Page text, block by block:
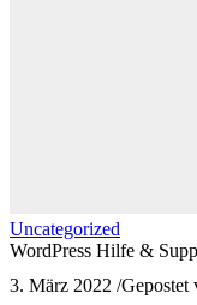
Uncategorized
WordPress Hilfe &
3. März 2022 /Gepostet